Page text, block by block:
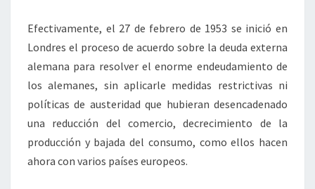
Efectivamente, el 27 de febrero de 1953 se inició en
Londres el proceso de acuerdo sobre la deuda externa
alemana para resolver el enorme endeudamiento de
los alemanes, sin aplicarle medidas restrictivas ni
políticas de austeridad que hubieran desencadenado
una reducción del comercio, decrecimiento de la
producción y bajada del consumo, como ellos hacen
ahora con varios países europeos.